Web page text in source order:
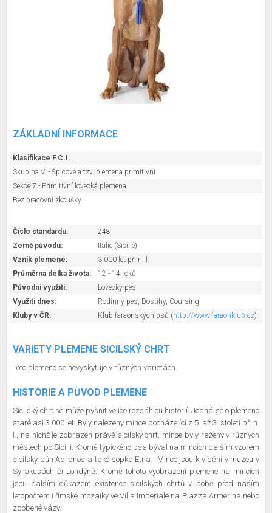
ZÁKLADNÍ INFORMACE
Klasifikace F.C.I.
Skupina V. - Špicové a tzv. plemena primitivní
Sekce 7 - Primitivní lovecká plemena
Bez pracovní zkoušky
Číslo standardu:
248
Země původu:
Itálie (Sicílie)
Vznik plemene:
3 000 let př. n. l.
Průměrná délka života:
12 - 14 roků
Původní využití:
Lovecký pes
Využití dnes:
Rodinný pes, Dostihy, Coursing
Kluby v ČR:
Klub faraonských psů (http://www.faraonklub.cz)
VARIETY PLEMENE SICILSKÝ CHRT
Toto plemeno se nevyskytuje v různých varietách.
HISTORIE A PŮVOD PLEMENE
Sicilský chrt se může pyšnit velice rozsáhlou historií. Jedná se o plemeno
staré asi 3 000 let. Byly nalezeny mince pocházející z 5. až 3. století př. n.
l., na nichž je zobrazen právě sicilský chrt. mince byly raženy v různých
městech po Sicílii. Kromě typického psa býval na mincích dalším vzorem
sicilský bůh Adranos a také sopka Etna. Mince jsou k vidění v muzeu v
Syrakusách či Londýně. Kromě tohoto vyobrazení plemene na mincích
jsou dalším důkazem existence sicilských chrtů v době před naším
letopočtem i římské mozaiky ve Villa Imperiale na Piazza Armerina nebo
zdobené vázy.